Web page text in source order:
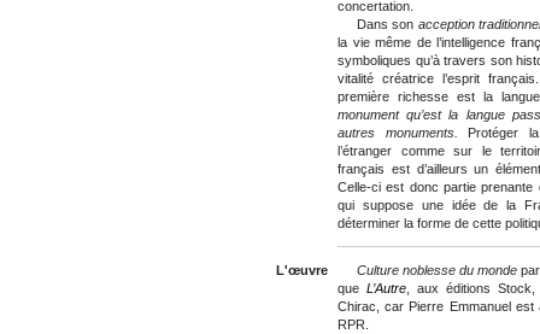
concertation.
Dans son acception
la vie même de l’intelligence
symboliques qu’à travers son
vitalité créatrice l’esprit
première richesse est la
monument qu’est la langue
autres monuments.
Protéger
l’étranger comme sur le
français est d’ailleurs un
Celle-ci est donc partie prenante
qui suppose une idée de la
déterminer la forme de cette
L'œuvre Culture noblesse du monde
que L’Autre, aux éditions Stock,
Chirac, car Pierre Emmanuel
RPR.